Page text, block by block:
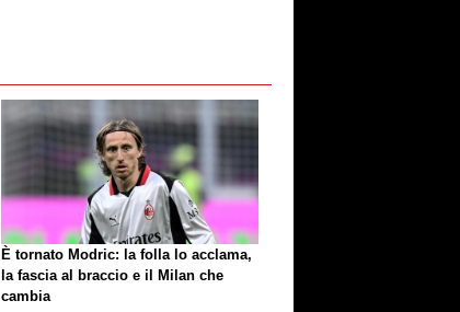
È tornato Modric: la folla lo acclama,
la fascia al braccio e il Milan che
cambia